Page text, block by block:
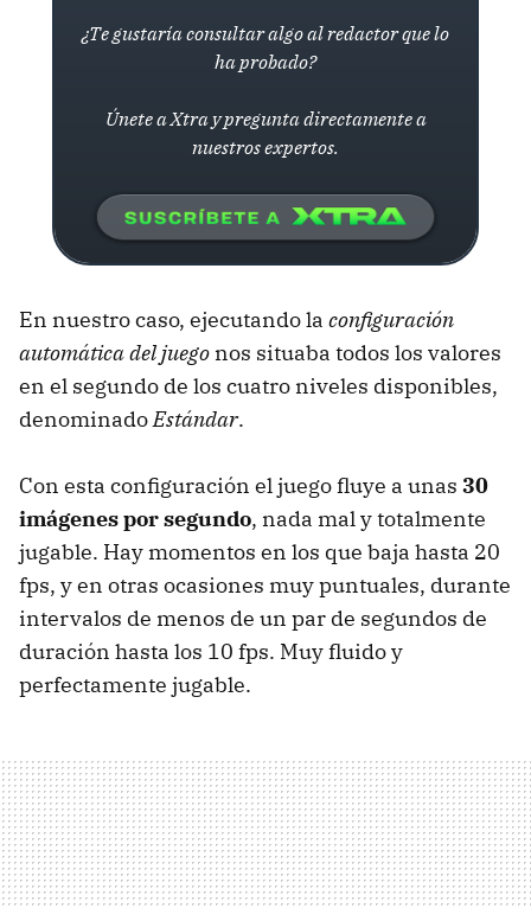
¿Te gustaría consultar algo al redactor que lo
ha probado?
Únete a Xtra y pregunta directamente a
nuestros expertos.
En nuestro caso, ejecutando la configuración
automática del juego nos situaba todos los valores
en el segundo de los cuatro niveles disponibles,
denominadoEstándar.
Con esta configuración el juego fluye a unas 30
imágenes por segundo, nada mal y totalmente
jugable. Hay momentos en los que baja hasta 20
fps, y en otras ocasiones muy puntuales, durante
intervalos de menos de un par de segundos de
duración hasta los 10 fps. Muy fluido y
perfectamente jugable.